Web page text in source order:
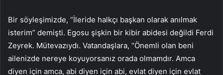
Bir söyleşimizde, “İleride halkçı başkan olarak anılmak
isterim” demişti. Egosu şişkin bir kibir abidesi değildi Ferdi
Zeyrek. Mütevazıydı. Vatandaşlara, “Önemli olan beni
ailenizde nereye koyuyorsanız orada olmamdır. Amca
diyen için amca, abi diyen için abi, evlat diyen için evlat